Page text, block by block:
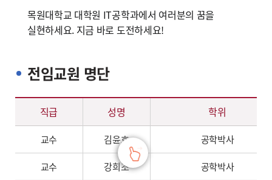
목원대학교 대학원 IT공학과에서 여러분의 꿈을
실현하세요. 지금 바로 도전하세요!
전임교원 명단
전임교원 명단 – 직급, 성명, 학위, 전공, 연구분야&교과목
직급 성명 학위
교수 김윤호 공학박사
교수 강희조 공학박사